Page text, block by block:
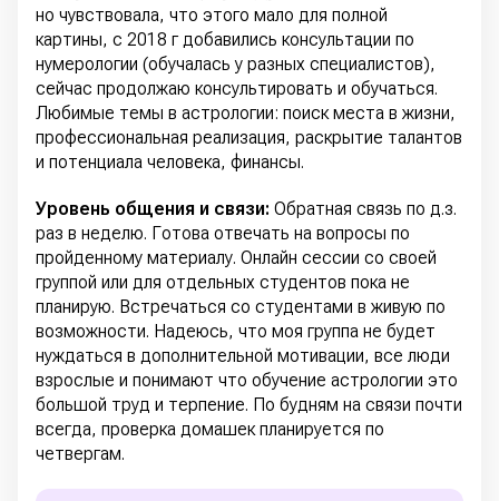
но чувствовала, что этого мало для полной
картины, с 2018 г добавились консультации по
нумерологии (обучалась у разных специалистов),
сейчас продолжаю консультировать и обучаться.
Любимые темы в астрологии: поиск места в жизни,
профессиональная реализация, раскрытие талантов
и потенциала человека, финансы.
Уровень общения и связи: Обратная связь по д.з.
раз в неделю. Готова отвечать на вопросы по
пройденному материалу. Онлайн сессии со своей
группой или для отдельных студентов пока не
планирую. Встречаться со студентами в живую по
возможности. Надеюсь, что моя группа не будет
нуждаться в дополнительной мотивации, все люди
взрослые и понимают что обучение астрологии это
большой труд и терпение. По будням на связи почти
всегда, проверка домашек планируется по
четвергам.